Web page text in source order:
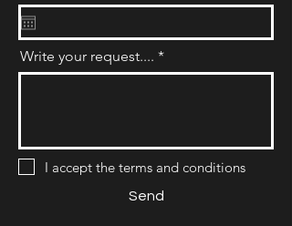
i
r
e
Write your request....
I accept the terms and conditions
Send